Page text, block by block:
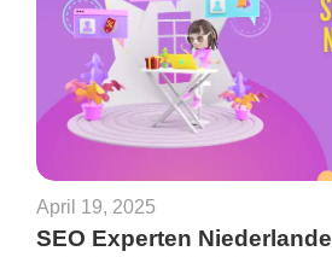
April 19, 2025
SEO Experten Niederlande